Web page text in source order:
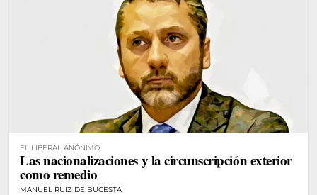
EL LIBERAL ANÓNIMO
Las nacionalizaciones y la circunscripción exterior
como remedio
MANUEL RUIZ DE BUCESTA